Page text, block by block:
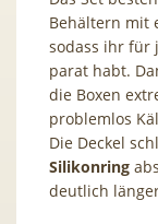
Behältern mit
sodass ihr für
parat habt.
die Boxen
problemlos
Die Deckel
Silikonring
deutlich